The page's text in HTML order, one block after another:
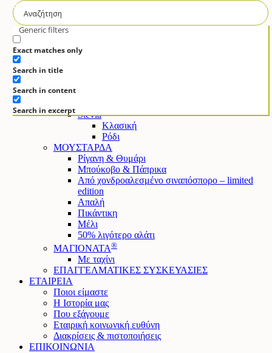
Generic filters
Exact matches only
Search in title
Search in content
Search in excerpt
Άρτυμα βαλσαμικό ξίδι με μέλι
ΚΡΕΜΑ ΒΑΛΣΑΜΙΚΟΥ
Stevia
Κλασική
Ρόδι
ΜΟΥΣΤΑΡΔΑ
Ρίγανη & Θυμάρι
Μπούκοβο & Πάπρικα
Από χονδροαλεσμένο σιναπόσπορο – limited
edition
Απαλή
Πικάντικη
Μέλι
50% λιγότερο αλάτι
ΜΑΓΙΟΝΑΤΑ®
Mε ταχίνι
ΕΠΑΓΓΕΛΜΑΤΙΚΕΣ ΣΥΣΚΕΥΑΣΙΕΣ
ΕΤΑΙΡΕΙΑ
Ποιοι είμαστε
Η Ιστορία μας
Που εξάγουμε
Εταιρική κοινωνική ευθύνη
Διακρίσεις & πιστοποιήσεις
ΕΠΙΚΟΙΝΩΝΙΑ